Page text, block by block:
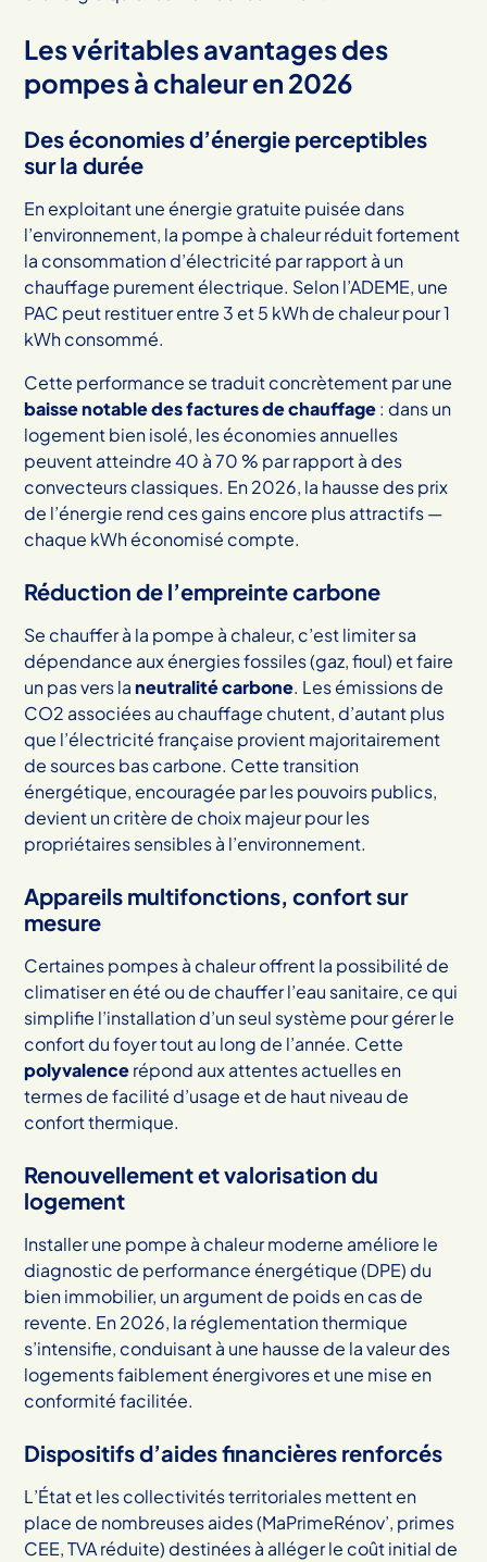
Les véritables avantages des
pompes à chaleur en 2026
Des économies d’énergie perceptibles
sur la durée
En exploitant une énergie gratuite puisée dans
l’environnement, la pompe à chaleur réduit fortement
la consommation d’électricité par rapport à un
chauffage purement électrique. Selon l’ADEME, une
PAC peut restituer entre 3 et 5 kWh de chaleur pour 1
kWh consommé.
Cette performance se traduit concrètement par une
baisse notable des factures de chauffage: dans un
logement bien isolé, les économies annuelles
peuvent atteindre 40 à 70 % par rapport à des
convecteurs classiques. En 2026, la hausse des prix
de l’énergie rend ces gains encore plus attractifs —
chaque kWh économisé compte.
Réduction de l’empreinte carbone
Se chauffer à la pompe à chaleur, c’est limiter sa
dépendance aux énergies fossiles (gaz, fioul) et faire
un pas vers laneutralité carbone. Les émissions de
CO2 associées au chauffage chutent, d’autant plus
que l’électricité française provient majoritairement
de sources bas carbone. Cette transition
énergétique, encouragée par les pouvoirs publics,
devient un critère de choix majeur pour les
propriétaires sensibles à l’environnement.
Appareils multifonctions, confort sur
mesure
Certaines pompes à chaleur offrent la possibilité de
climatiser en été ou de chauffer l’eau sanitaire, ce qui
simplifie l’installation d’un seul système pour gérer le
confort du foyer tout au long de l’année. Cette
polyvalencerépond aux attentes actuelles en
termes de facilité d’usage et de haut niveau de
confort thermique.
Renouvellement et valorisation du
logement
Installer une pompe à chaleur moderne améliore le
diagnostic de performance énergétique (DPE) du
bien immobilier, un argument de poids en cas de
revente. En 2026, la réglementation thermique
s’intensifie, conduisant à une hausse de la valeur des
logements faiblement énergivores et une mise en
conformité facilitée.
Dispositifs d’aides financières renforcés
L’État et les collectivités territoriales mettent en
place de nombreuses aides (MaPrimeRénov’, primes
CEE, TVA réduite) destinées à alléger le coût initial de